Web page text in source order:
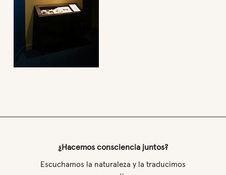
¿Hacemos consciencia juntos?
Escuchamos la naturaleza y la traducimos